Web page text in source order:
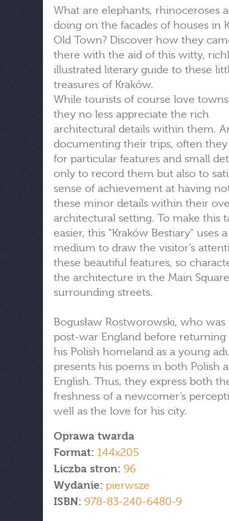
What are elephants, rhinoceroses
doing on the facades of houses in
Old Town? Discover how they
there with the aid of this witty,
illustrated literary guide to these
treasures of Kraków.
While tourists of course love
they no less appreciate the rich
architectural details within them.
documenting their trips, often they
for particular features and small
only to record them but also to
sense of achievement at having
these minor details within their
architectural setting. To make this
easier, this "Kraków Bestiary" uses
medium to draw the visitor’s
these beautiful features, so
the architecture in the Main
surrounding streets.
Bogusław Rostworowski, who was
post-war England before
his Polish homeland as a young
presents his poems in both Polish
English. Thus, they express both
freshness of a newcomer’s
well as the love for his city.
Oprawa twarda
Format: 144x205
Liczba stron: 96
Wydanie: pierwsze
ISBN: 978-83-240-6480-9